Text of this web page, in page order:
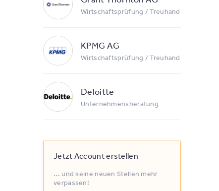
Wirtschaftsprüfung / Treuhand
KPMG AG
Wirtschaftsprüfung / Treuhand
Deloitte
Unternehmensberatung
Jetzt Account erstellen
... und keine neuen Stellen mehr
verpassen!